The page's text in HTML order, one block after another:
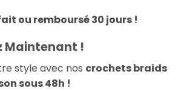
ou remboursé 30 jours !
Maintenant !
style avec nos crochets braids
sous 48h !